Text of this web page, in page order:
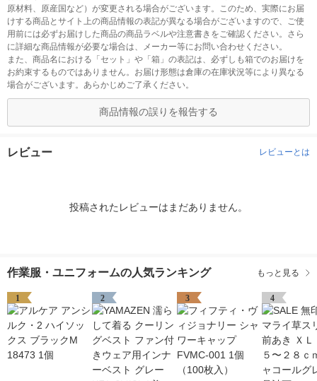
原材料、原産国など）が変更される場合がございます。このため、実際にお届
けする商品とサイト上の商品情報の表記が異なる場合がございますので、ご使
用前には必ずお届けした商品の商品ラベルや注意書きをご確認ください。さら
に詳細な商品情報が必要な場合は、メーカー等にお問い合わせください。
また、商品名における「セット」や「箱」の表記は、必ずしも箱でのお届けを
お約束するものではありません。お届け形態は倉庫の在庫状況等により異なる
場合がございます。あらかじめご了承ください。
商品情報の誤りを報告する
レビュー レビューとは
投稿されたレビューはまだありません。
作業服・ユニフォームの人気ランキング もっと見る
1 2 3 4